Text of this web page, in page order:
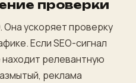
проверки
Она ускоряет проверку
Если SEO-сигнал
релевантную
реклама